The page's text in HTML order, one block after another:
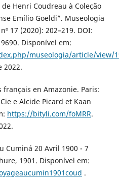
Henri Coudreau à Coleção
Emílio Goeldi”. Museologia
17 (2020): 202–219. DOI:
Disponível em:
museologia/article/view/
2022.
en Amazonie. Paris:
e Alcide Picard et Kaan
https://bityli.com/foMRR.
Cuminá 20 Avril 1900 - 7
1901. Disponível em:
.